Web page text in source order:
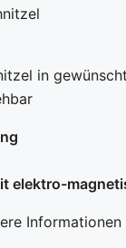
in
elektro-